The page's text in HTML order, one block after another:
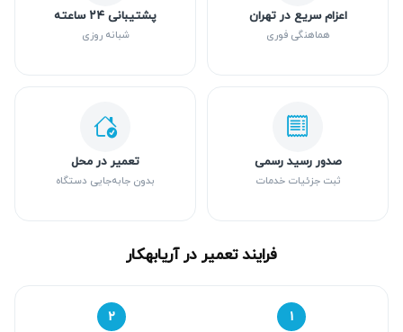
اعزام سریع در تهران
هماهنگی فوری
پشتیبانی ۲۴ ساعته
شبانه روزی
صدور رسید رسمی
ثبت جزئیات خدمات
تعمیر در محل
بدون جابه‌جایی دستگاه
فرایند تعمیر در آریابهکار
۱ ۲